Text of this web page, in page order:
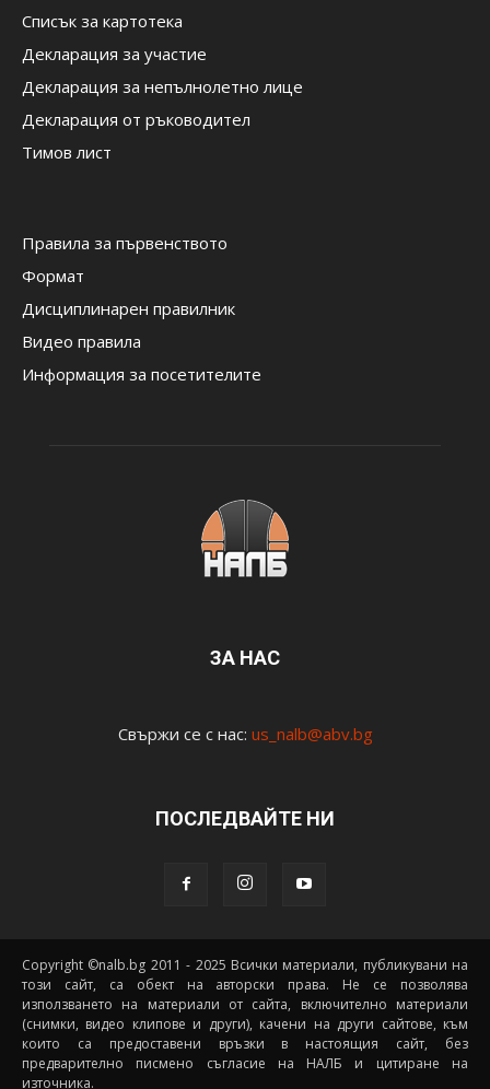
Списък за картотека
Декларация за участие
Декларация за непълнолетно лице
Декларация от ръководител
Тимов лист
Правила за първенството
Формат
Дисциплинарен правилник
Видео правила
Информация за посетителите
ЗА НАС
Свържи се с нас: us_nalb@abv.bg
ПОСЛЕДВАЙТЕ НИ
Copyright ©nalb.bg 2011 - 2025 Всички материали, публикувани на
този сайт, са обект на авторски права. Не се позволява
използването на материали от сайта, включително материали
(снимки, видео клипове и други), качени на други сайтове, към
които са предоставени връзки в настоящия сайт, без
предварително писмено съгласие на НАЛБ и цитиране на
източника.